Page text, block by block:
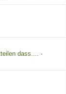
dass.... -